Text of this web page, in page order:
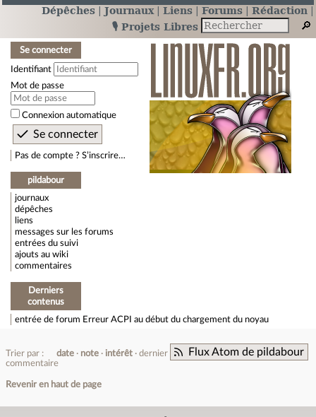
Dépêches Journaux Liens Forums
Rédaction
🎙️ Projets Libres
Se connecter
Identifiant
Mot de passe
Connexion automatique
Pas de compte ? S’inscrire…
pildabour
journaux
dépêches
liens
messages sur les forums
entrées du suivi
ajouts au wiki
commentaires
Derniers
contenus
entrée de forum Erreur ACPI au début du chargement du noyau
Flux Atom de pildabour
Trier par : date note intérêt
dernier
commentaire
Revenir en haut de page